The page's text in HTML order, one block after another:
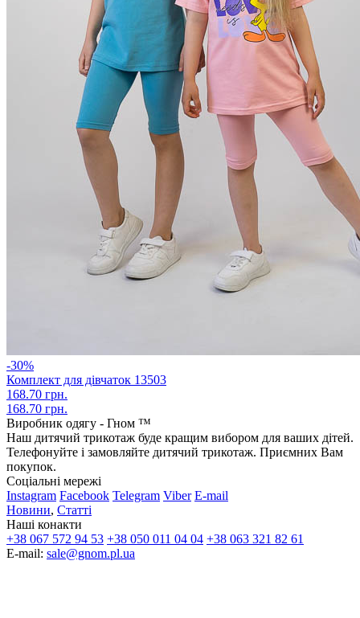
-30%
Комплект для дівчаток 13503
168.70 грн.
168.70 грн.
Виробник одягу - Гном ™
Наш дитячий трикотаж буде кращим вибором для ваших дітей.
Телефонуйте і замовляйте дитячий трикотаж. Приємних Вам
покупок.
Соціальні мережі
Instagram Facebook Telegram Viber E-mail
Новини, Статті
Наші конакти
+38 067 572 94 53 +38 050 011 04 04 +38 063 321 82 61
E-mail: sale@gnom.pl.ua